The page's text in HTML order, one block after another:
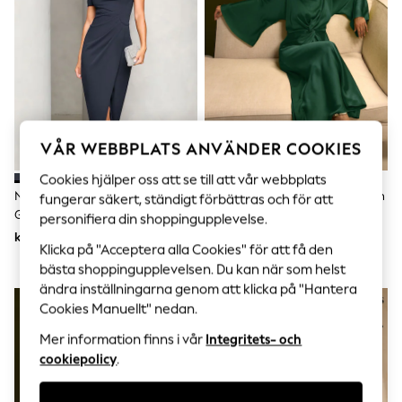
Sets & Outfits
Tops
T-Shirts
Nightwear & Pyjamas
Trousers & Leggings
Bodysuits & Vests
Shirts & Blouses
Swimwear
Shorts & Skirts
Babygrows & Sleepsuits
Jeans
Jumpsuits & Playsuits
All Holiday Shop
Tops
Dresses
Shorts
Skirts
Sandals & Sliders
Rash Vests
Sun Safe Swimwear
Sun Hats & Caps
All Occasionwear
All Partywear
Navy Blå - Lipsy Off The Shoulder
Gathered Waist Maxiklänning
kr1 600
Mörk Grön - Maxiklänning I Satin
Med Långärmat Och Vriden
VÅR WEBBPLATS ANVÄNDER COOKIES
Cookies hjälper oss att se till att vår webbplats
fungerar säkert, ständigt förbättras och för att
personifiera din shoppingupplevelse.
Klicka på "Acceptera alla Cookies" för att få den
bästa shoppingupplevelsen. Du kan när som helst
ändra inställningarna genom att klicka på "Hantera
Cookies Manuellt" nedan.
Mer information finns i vår Integritets- och
cookiepolicy.